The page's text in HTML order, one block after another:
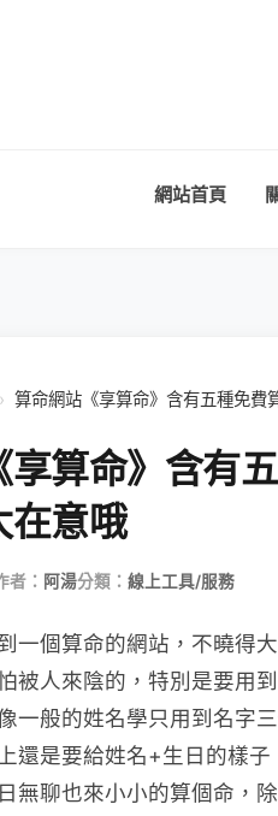
網站首頁
› 算命網站《享算命》含有五種免費
享算命》含有
在意哦
者： 阿湯分類： 線上工具/服務
一個算命的網站，不曉得
被人來陰的，特別是要用
一般的姓名學只用到名字
還是要給姓名+生日的樣
無聊也來小小的算個命，